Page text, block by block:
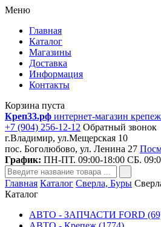
Меню
Главная
Каталог
Магазины
Доставка
Информация
Контакты
Корзина пуста
Креп33.рф интернет-магазин
+7 (904) 256-12-12 Обратный звонок
г.Владимир, ул.Мещерская 10
пос. Боголюбово, ул. Ленина 27
График: ПН-ПТ. 09:00-18:00 СБ.
Главная Каталог Сверла, Буры
Каталог
АВТО - ЗАПЧАСТИ FORD